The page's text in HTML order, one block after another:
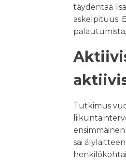
täydentää
askelpituus.
Tutkimus
sai